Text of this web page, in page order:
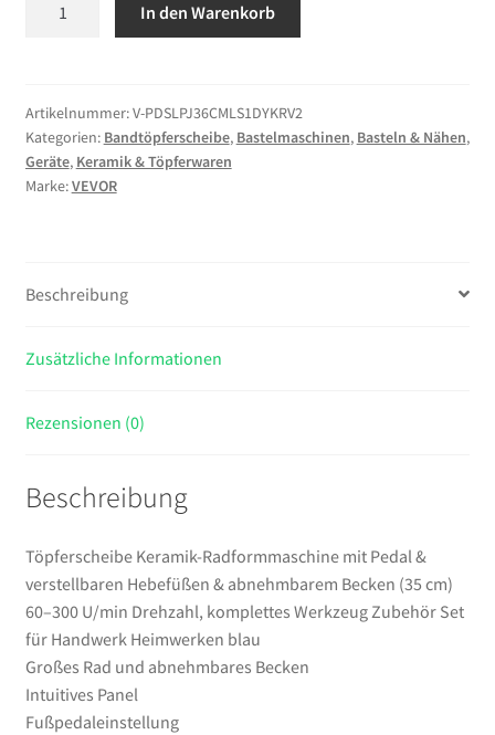
mit
Pedal
&
verstellbaren
Becken
cm)
300
komplettes
Zubehör
Set
für
Handwerk
Heimwerken
blau
Menge
In den Warenkorb
Artikelnummer:V-PDSLPJ36CMLS1DYKRV2
Kategorien: Bandtöpferscheibe, Bastelmaschinen, Basteln & Nähen,
Geräte, Keramik & Töpferwaren
Marke:VEVOR
Beschreibung
Zusätzliche Informationen
Rezensionen (0)
Beschreibung
Töpferscheibe Keramik-Radformmaschine mit Pedal &
verstellbaren Hebefüßen & abnehmbarem Becken (35 cm)
60–300 U/min Drehzahl, komplettes Werkzeug Zubehör Set
für Handwerk Heimwerken blau
Großes Rad und abnehmbares Becken
Intuitives Panel
Fußpedaleinstellung